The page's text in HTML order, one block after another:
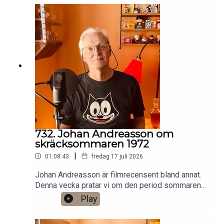
https://www.patreon.com/arkivsamtalFestar! Ny
turné med Simon Gärdenfors och Anton
Magnusson 2026.Jag har andra standupgig i bl.a.
Stockholm. Min film Serietecknaren finns nu på
VHS SF
Anytime!https://www.gardenfors.comSwish:
0760724728X: @gardenforsInstagram:
@gardenfors
732. Johan Andreasson om
skräcksommaren 1972
01:08:43 | fredag 17 juli 2026
Johan Andreasson är filmrecensent bland annat.
Denna vecka pratar vi om den period sommaren
1972 då SVT sände åtta klassiska svartvita
skräckfilmer från 1930-talet, som Dracula,
Play